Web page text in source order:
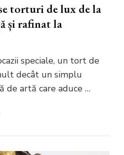
torturi de lux de la
și rafinat la
speciale, un tort de
decât un simplu
de artă care aduce …